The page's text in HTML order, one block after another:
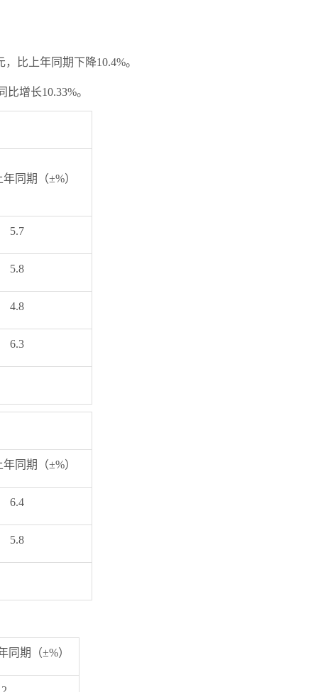
比上年同期下降10.4%。
增长10.33%。
同期（±%）
5.7
5.8
4.8
6.3
同期（±%）
6.4
5.8
同期（±%）